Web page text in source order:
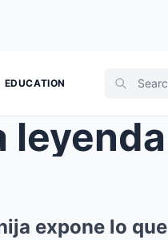
EDUCATION
herida: su h...
expone lo que